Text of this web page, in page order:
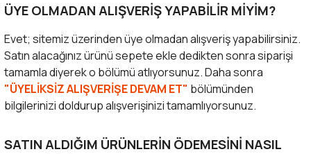
ÜYE OLMADAN ALIŞVERİŞ YAPABİLİR MİYİM?
Evet; sitemiz üzerinden üye olmadan alışveriş yapabilirsiniz.
Satın alacağınız ürünü sepete ekle dedikten sonra siparişi
tamamla diyerek o bölümü atlıyorsunuz. Daha sonra
"ÜYELİKSİZ ALIŞVERİŞE DEVAM ET" bölümünden
bilgilerinizi doldurup alışverişinizi tamamlıyorsunuz.
SATIN ALDIĞIM ÜRÜNLERİN ÖDEMESİNİ NASIL